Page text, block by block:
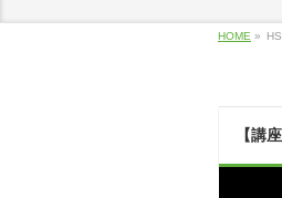
HOME »
【講